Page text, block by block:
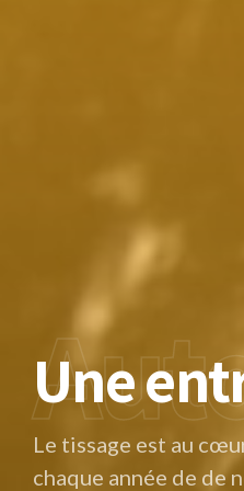
textiles
Une
Le tissage est au
chaque année de de
Une
Techni-Sangles
tous les